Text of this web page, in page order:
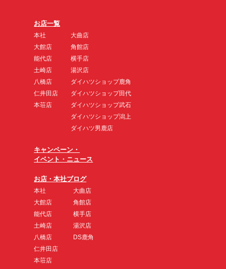
お店一覧
本社
大館店
能代店
土崎店
八橋店
仁井田店
本荘店
大曲店
角館店
横手店
湯沢店
ダイハツショップ鹿角
ダイハツショップ田代
ダイハツショップ武石
ダイハツショップ潟上
ダイハツ男鹿店
キャンペーン・
イベント・ニュース
お店・本社ブログ
本社
大館店
能代店
土崎店
八橋店
仁井田店
本荘店
大曲店
角館店
横手店
湯沢店
DS鹿角